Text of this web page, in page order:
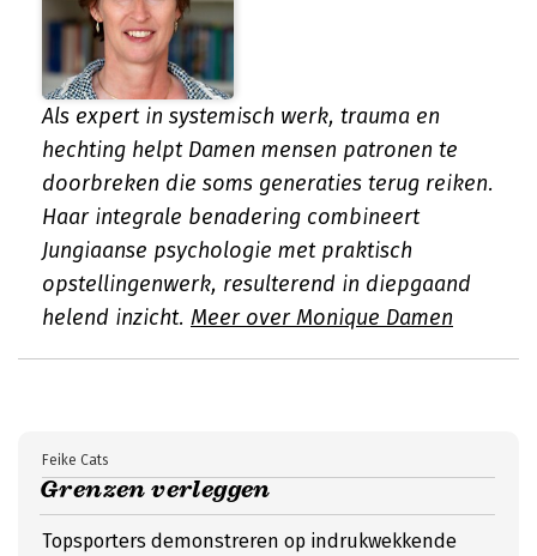
Als expert in systemisch werk, trauma en
hechting helpt Damen mensen patronen te
doorbreken die soms generaties terug reiken.
Haar integrale benadering combineert
Jungiaanse psychologie met praktisch
opstellingenwerk, resulterend in diepgaand
helend inzicht. Meer over Monique Damen
Grenzen verleggen
Feike Cats
Topsporters demonstreren op indrukwekkende